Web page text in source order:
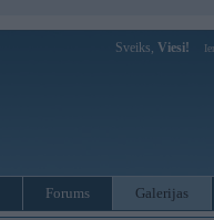
Sveiks, Viesi!
Forums Galerijas